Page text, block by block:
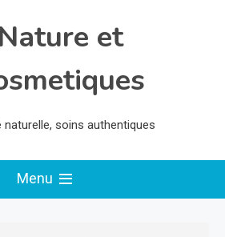
Nature et
naturelle, soins authentiques
Menu